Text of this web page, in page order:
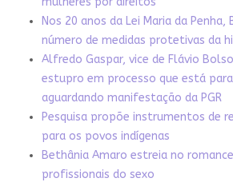
Nos 20 anos da Lei Maria da
número de medidas protetivas da
Alfredo Gaspar, vice de Flávio
estupro em processo que está
aguardando manifestação da PGR
Pesquisa propõe instrumentos de
para os povos indígenas
Bethânia Amaro estreia no
profissionais do sexo